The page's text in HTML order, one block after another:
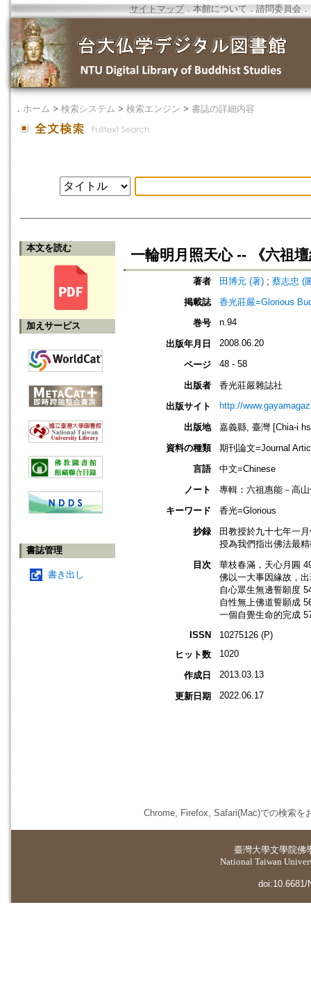
サイトマップ．本館について ． 諮問委員会 ．
． ホーム > 検索システム > 検索エンジン > 書誌の詳細内容
本文を読む
加えサービス
書誌管理
書き出し
一輪明月照天心 -- 《六祖
著者 田博元 (著) ; 蔡志忠 (
掲載誌
香光莊嚴=Glorious
巻号
n.94
出版年月日 2008.06.20
ページ 48 - 58
出版者
香光莊嚴雜誌社
出版サイト
http://
出版地
嘉義縣, 臺灣 [Chia-i
資料の種類
期刊論文=Journal
言語
中文=Chinese
ノート
專輯：六祖惠能－高
キーワード
香光=Glorious
抄録
田教授於九十七年一
授為我們指出佛法最
目次
華枝春滿，天心月圓
佛以一大事因緣故，
自心眾生無邊誓願度
自性無上佛道誓願成
一個自覺生命的完成
ISSN
10275126 (P)
ヒット数
1020
作成日 2013.03.13
更新日期 2022.06.17
Chrome, Firefox, Safari(Mac)での検索を
臺灣大學文學院佛
National Taiwan
doi:10.6681/